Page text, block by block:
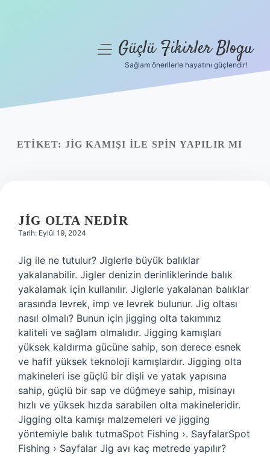
Yasal Uyarı
menüyüGüçlü Fikirler Blogu
Sağlam önerilerle hayatını güçlendir!
ETIKET: JIG KAMIŞI ILE SPIN YAPILIR MI
JIG OLTA NEDIR
Tarih: Eylül 19, 2024
Jig ile ne tutulur? Jiglerle büyük balıklar
yakalanabilir. Jigler denizin derinliklerinde balık
yakalamak için kullanılır. Jiglerle yakalanan balıklar
arasında levrek, imp ve levrek bulunur. Jig oltası
nasıl olmalı? Bunun için jigging olta takımınız
kaliteli ve sağlam olmalıdır. Jigging kamışları
yüksek kaldırma gücüne sahip, son derece esnek
ve hafif yüksek teknoloji kamışlardır. Jigging olta
makineleri ise güçlü bir dişli ve yatak yapısına
sahip, güçlü bir sap ve düğmeye sahip, misinayı
hızlı ve yüksek hızda sarabilen olta makineleridir.
Jigging olta kamışı malzemeleri ve jigging
yöntemiyle balık tutmaSpot Fishing ›. SayfalarSpot
Fishing › Sayfalar Jig avı kaç metrede yapılır?